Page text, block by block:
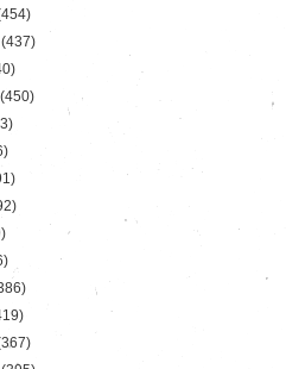
(437)
(450)